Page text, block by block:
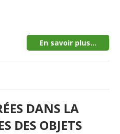
En savoir plus...
DANS LA
DES OBJETS